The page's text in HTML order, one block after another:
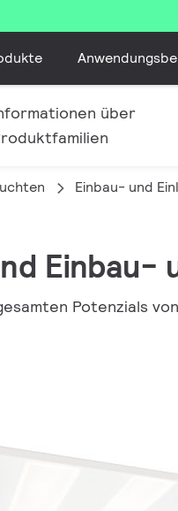
über
Einbau- und
Einbau-
Potenzials